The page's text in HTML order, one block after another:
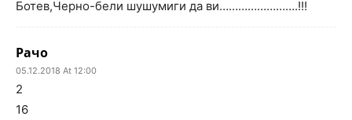
Ботев,Черно-бели шушумиги да ви…………………….!!!
Рачо
05.12.2018 At 12:00
2
16